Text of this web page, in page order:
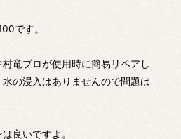
です。
竜プロが使用時に簡易リペアし
の浸入はありませんので問題は
良いですよ。